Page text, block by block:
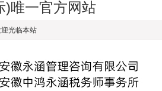
)唯一官方网站
光临本站